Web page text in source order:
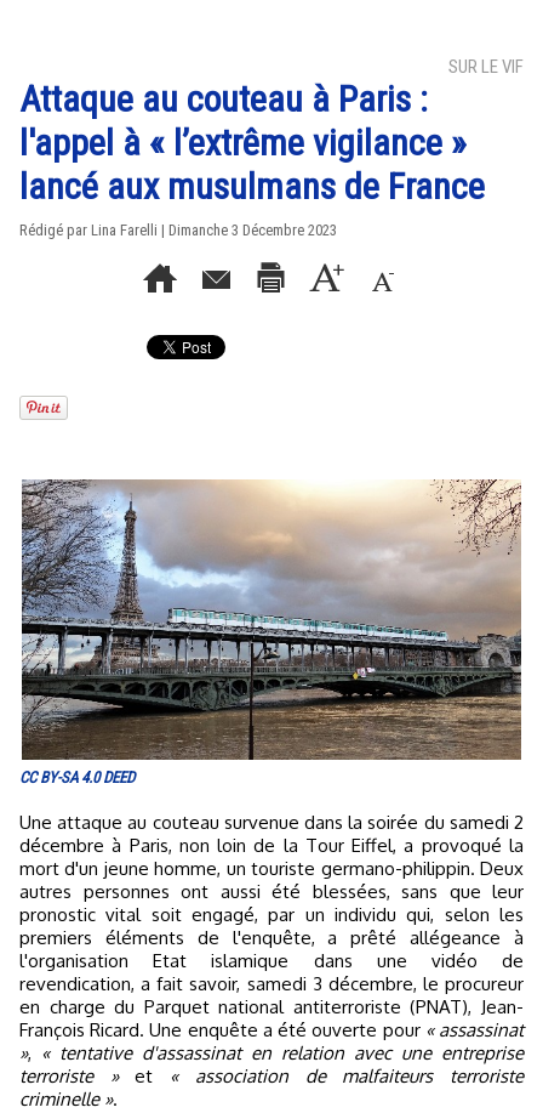
SUR LE VIF
Attaque au couteau à Paris :
l'appel à « l’extrême vigilance »
lancé aux musulmans de France
Rédigé par Lina Farelli | Dimanche 3 Décembre 2023
CC BY-SA 4.0 DEED
Une attaque au couteau survenue dans la soirée du samedi 2
décembre à Paris, non loin de la Tour Eiffel, a provoqué la
mort d'un jeune homme, un touriste germano-philippin. Deux
autres personnes ont aussi été blessées, sans que leur
pronostic vital soit engagé, par un individu qui, selon les
premiers éléments de l'enquête, a prêté allégeance à
l'organisation Etat islamique dans une vidéo de
revendication, a fait savoir, samedi 3 décembre, le procureur
en charge du Parquet national antiterroriste (PNAT), Jean-
François Ricard. Une enquête a été ouverte pour « assassinat
», « tentative d'assassinat en relation avec une entreprise
terroriste »et « association de malfaiteurs terroriste
criminelle ».